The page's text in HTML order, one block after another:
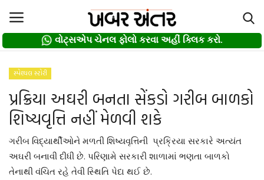
વોટ્સએપ ચેનલ ફોલો કરવા અહીં ક્લિક કરો.
વોટ્સએપ ચેનલ ફોલો કરવા અહીં ક્લિક કરો.
Login
Home
દલિત
About us
સ્પેશ્યલ સ્ટોરી
પ્રક્રિયા અઘરી બનતા સેંકડો ગરીબ બાળકો
શિષ્યવૃત્તિ નહીં મેળવી શકે
ગરીબ વિદ્યાર્થીઓને મળતી શિષ્યવૃત્તિની પ્રક્રિયા સરકારે અત્યંત
અઘરી બનાવી દીધી છે. પરિણામે સરકારી શાળામાં ભણતા બાળકો
તેનાથી વંચિત રહે તેવી સ્થિતિ પેદા થઈ છે.